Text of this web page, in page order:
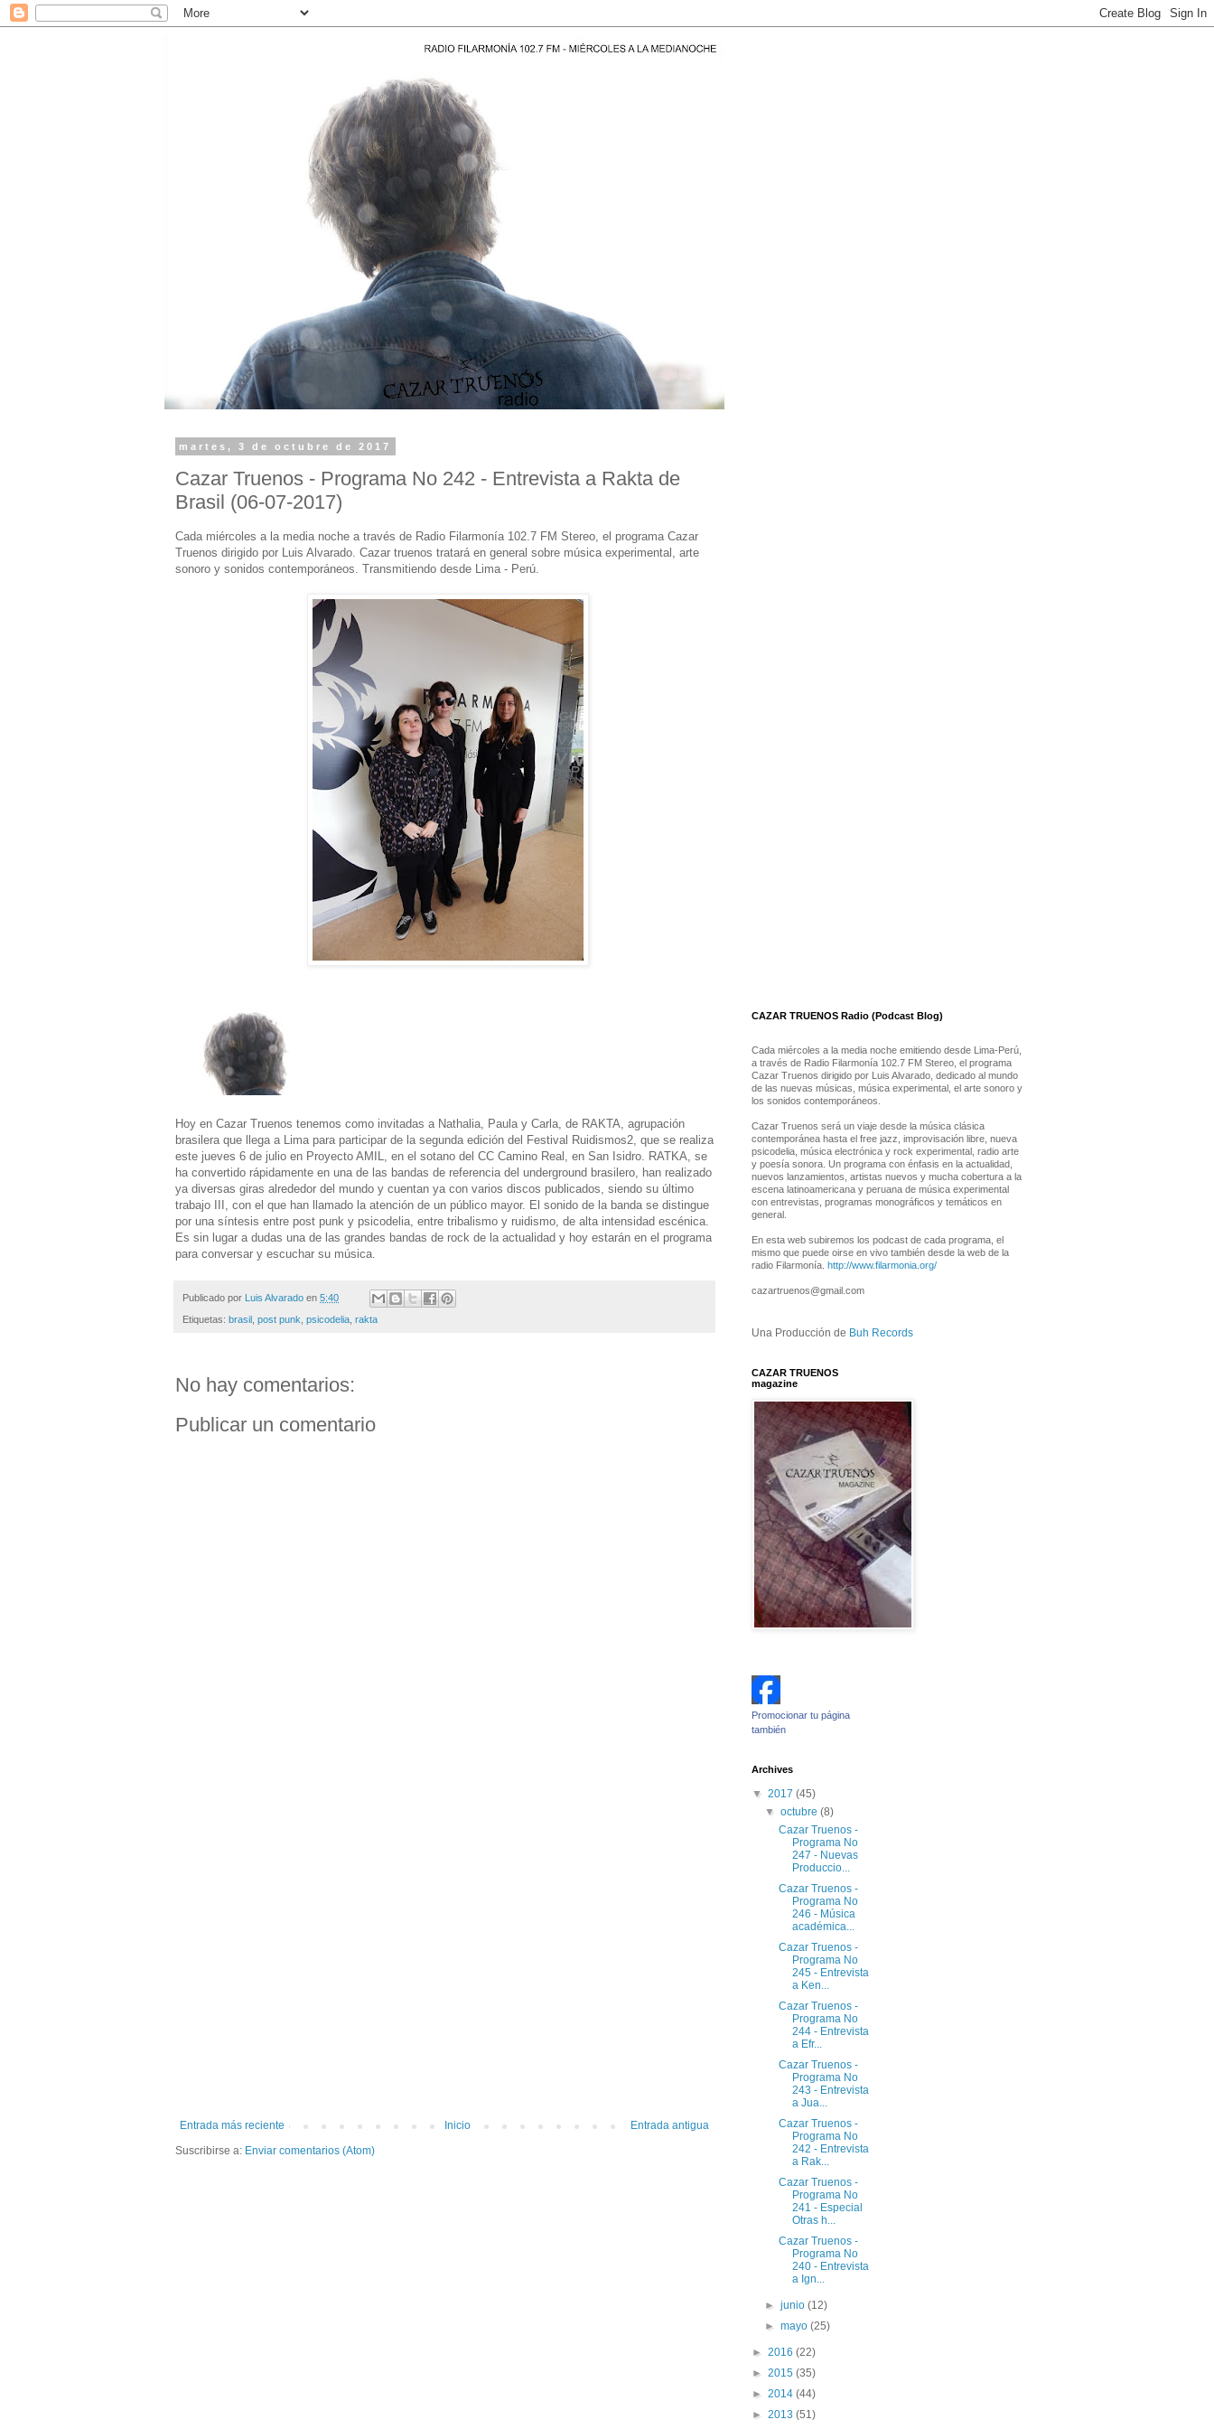
martes, 3 de octubre de 2017
Cazar Truenos - Programa No 242 - Entrevista a Rakta de
Brasil (06-07-2017)
Cada miércoles a la media noche a través de Radio Filarmonía 102.7 FM Stereo, el programa Cazar
Truenos dirigido por Luis Alvarado. Cazar truenos tratará en general sobre música experimental, arte
sonoro y sonidos contemporáneos. Transmitiendo desde Lima - Perú.
Hoy en Cazar Truenos tenemos como invitadas a Nathalia, Paula y Carla, de RAKTA, agrupación
brasilera que llega a Lima para participar de la segunda edición del Festival Ruidismos2, que se realiza
este jueves 6 de julio en Proyecto AMIL, en el sotano del CC Camino Real, en San Isidro. RATKA, se
ha convertido rápidamente en una de las bandas de referencia del underground brasilero, han realizado
ya diversas giras alrededor del mundo y cuentan ya con varios discos publicados, siendo su último
trabajo III, con el que han llamado la atención de un público mayor. El sonido de la banda se distingue
por una síntesis entre post punk y psicodelia, entre tribalismo y ruidismo, de alta intensidad escénica.
Es sin lugar a dudas una de las grandes bandas de rock de la actualidad y hoy estarán en el programa
para conversar y escuchar su música.
Publicado por Luis Alvarado en 5:40
Etiquetas: brasil post punk psicodelia rakta
No hay comentarios:
Publicar un comentario
Entrada más reciente Entrada antigua
Inicio
Suscribirse a: Enviar comentarios (Atom)
CAZAR TRUENOS Radio (Podcast Blog)
Cada miércoles a la media noche emitiendo desde Lima-Perú,
a través de Radio Filarmonía 102.7 FM Stereo, el programa
Cazar Truenos dirigido por Luis Alvarado, dedicado al mundo
de las nuevas músicas, música experimental, el arte sonoro y
los sonidos contemporáneos.
Cazar Truenos será un viaje desde la música clásica
contemporánea hasta el free jazz, improvisación libre, nueva
psicodelia, música electrónica y rock experimental, radio arte
y poesía sonora. Un programa con énfasis en la actualidad,
nuevos lanzamientos, artistas nuevos y mucha cobertura a la
escena latinoamericana y peruana de música experimental
con entrevistas, programas monográficos y temáticos en
general.
En esta web subiremos los podcast de cada programa, el
mismo que puede oirse en vivo también desde la web de la
radio Filarmonía. http://www.filarmonia.org/
cazartruenos@gmail.com
Una Producción de Buh Records
CAZAR TRUENOS
magazine
Promocionar tu página
también
Archives
▼ 2017 (45)
▼octubre(8)
Cazar Truenos -
Programa No
247 - Nuevas
Produccio...
Cazar Truenos -
Programa No
246 - Música
académica...
Cazar Truenos -
Programa No
245 - Entrevista
a Ken...
Cazar Truenos -
Programa No
244 - Entrevista
a Efr...
Cazar Truenos -
Programa No
243 - Entrevista
a Jua...
Cazar Truenos -
Programa No
242 - Entrevista
a Rak...
Cazar Truenos -
Programa No
241 - Especial
Otras h...
Cazar Truenos -
Programa No
240 - Entrevista
a Ign...
►junio(12)
►mayo(25)
► 2016 (22)
► 2015 (35)
► 2014 (44)
► 2013 (51)